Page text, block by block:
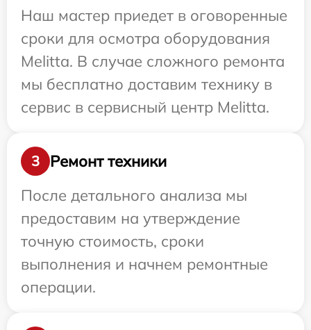
Наш мастер приедет в оговоренные
сроки для осмотра оборудования
Melitta. В случае сложного ремонта
мы бесплатно доставим технику в
сервис в сервисный центр Melitta.
3
Ремонт техники
После детального анализа мы
предоставим на утверждение
точную стоимость, сроки
выполнения и начнем ремонтные
операции.